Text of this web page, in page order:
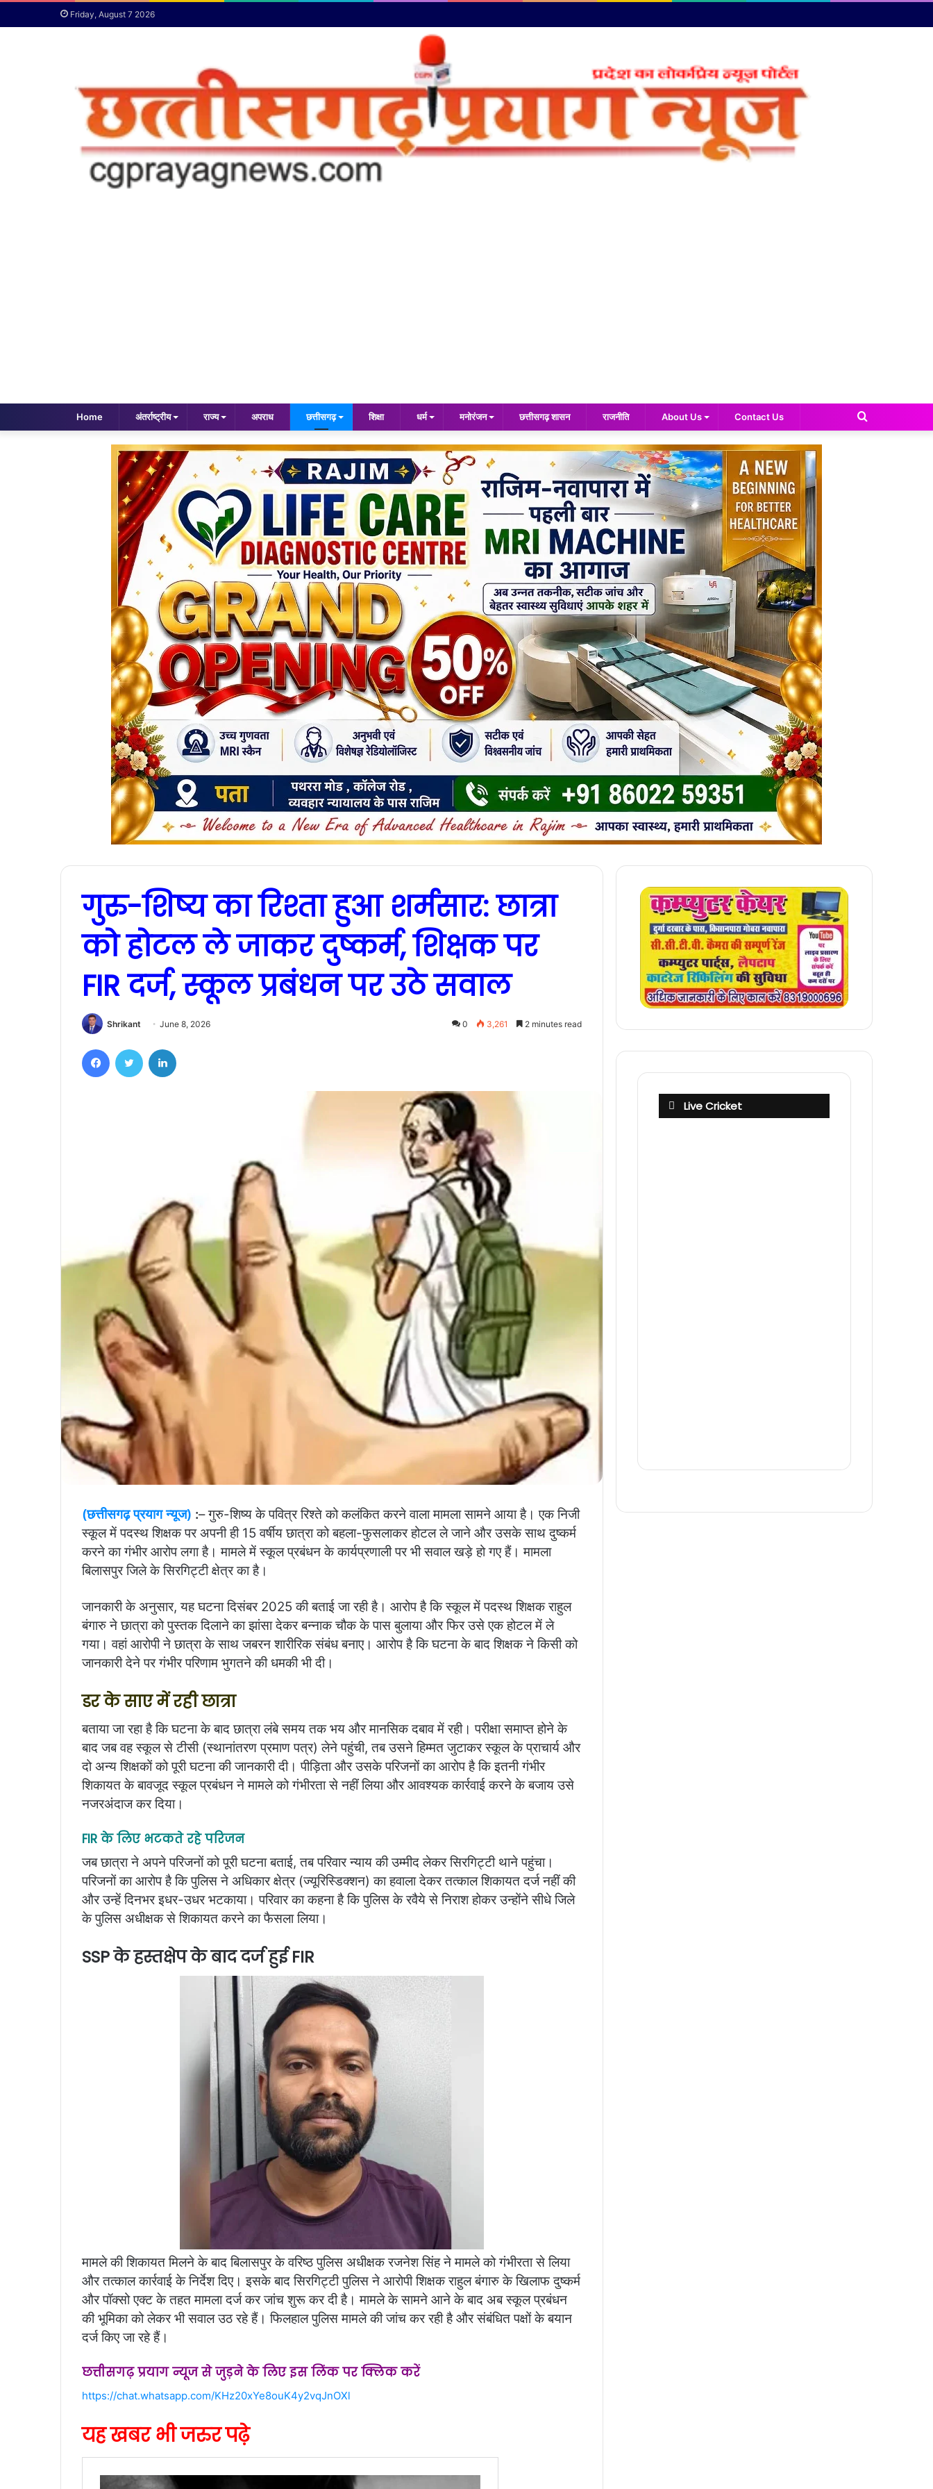
Friday, August 7 2026
Home अंतर्राष्ट्रीय राज्य अपराध छत्तीसगढ़ शिक्षा धर्म मनोरंजन छत्तीसगढ़ शासन राजनीति About Us Contact Us
Search
गुरु-शिष्य का रिश्ता हुआ शर्मसार: छात्रा
को होटल ले जाकर दुष्कर्म, शिक्षक पर
FIR दर्ज, स्कूल प्रबंधन पर उठे सवाल
Shrikant June 8, 2026 0 3,261 2 minutes read
(छत्तीसगढ़ प्रयाग न्यूज) :– गुरु-शिष्य के पवित्र रिश्ते को कलंकित करने वाला मामला सामने आया है। एक निजी
स्कूल में पदस्थ शिक्षक पर अपनी ही 15 वर्षीय छात्रा को बहला-फुसलाकर होटल ले जाने और उसके साथ दुष्कर्म
करने का गंभीर आरोप लगा है। मामले में स्कूल प्रबंधन के कार्यप्रणाली पर भी सवाल खड़े हो गए हैं। मामला
बिलासपुर जिले के सिरगिट्टी क्षेत्र का है।
जानकारी के अनुसार, यह घटना दिसंबर 2025 की बताई जा रही है। आरोप है कि स्कूल में पदस्थ शिक्षक राहुल
बंगारु ने छात्रा को पुस्तक दिलाने का झांसा देकर बन्नाक चौक के पास बुलाया और फिर उसे एक होटल में ले
गया। वहां आरोपी ने छात्रा के साथ जबरन शारीरिक संबंध बनाए। आरोप है कि घटना के बाद शिक्षक ने किसी को
जानकारी देने पर गंभीर परिणाम भुगतने की धमकी भी दी।
डर के साए में रही छात्रा
बताया जा रहा है कि घटना के बाद छात्रा लंबे समय तक भय और मानसिक दबाव में रही। परीक्षा समाप्त होने के
बाद जब वह स्कूल से टीसी (स्थानांतरण प्रमाण पत्र) लेने पहुंची, तब उसने हिम्मत जुटाकर स्कूल के प्राचार्य और
दो अन्य शिक्षकों को पूरी घटना की जानकारी दी। पीड़िता और उसके परिजनों का आरोप है कि इतनी गंभीर
शिकायत के बावजूद स्कूल प्रबंधन ने मामले को गंभीरता से नहीं लिया और आवश्यक कार्रवाई करने के बजाय उसे
नजरअंदाज कर दिया।
FIR के लिए भटकते रहे परिजन
जब छात्रा ने अपने परिजनों को पूरी घटना बताई, तब परिवार न्याय की उम्मीद लेकर सिरगिट्टी थाने पहुंचा।
परिजनों का आरोप है कि पुलिस ने अधिकार क्षेत्र (ज्यूरिस्डिक्शन) का हवाला देकर तत्काल शिकायत दर्ज नहीं की
और उन्हें दिनभर इधर-उधर भटकाया। परिवार का कहना है कि पुलिस के रवैये से निराश होकर उन्होंने सीधे जिले
के पुलिस अधीक्षक से शिकायत करने का फैसला लिया।
SSP के हस्तक्षेप के बाद दर्ज हुई FIR
मामले की शिकायत मिलने के बाद बिलासपुर के वरिष्ठ पुलिस अधीक्षक रजनेश सिंह ने मामले को गंभीरता से लिया
और तत्काल कार्रवाई के निर्देश दिए। इसके बाद सिरगिट्टी पुलिस ने आरोपी शिक्षक राहुल बंगारु के खिलाफ दुष्कर्म
और पॉक्सो एक्ट के तहत मामला दर्ज कर जांच शुरू कर दी है। मामले के सामने आने के बाद अब स्कूल प्रबंधन
की भूमिका को लेकर भी सवाल उठ रहे हैं। फिलहाल पुलिस मामले की जांच कर रही है और संबंधित पक्षों के बयान
दर्ज किए जा रहे हैं।
छत्तीसगढ़ प्रयाग न्यूज से जुड़ने के लिए इस लिंक पर क्लिक करें
https://chat.whatsapp.com/KHz20xYe8ouK4y2vqJnOXl
यह खबर भी जरुर पढ़े
Live Cricket